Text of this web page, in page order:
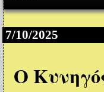
7/10/2025
Ο